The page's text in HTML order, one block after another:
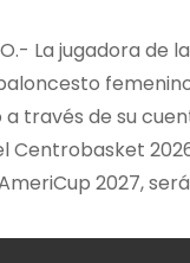
La jugadora de
través de su
Centrobasket
2027,